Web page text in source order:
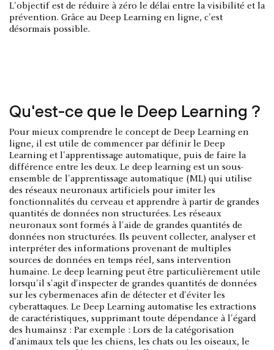
L'objectif est de réduire à zéro le délai entre la visibilité et la
prévention. Grâce au Deep Learning en ligne, c'est
désormais possible.
Qu'est-ce que le Deep Learning ?
Pour mieux comprendre le concept de Deep Learning en
ligne, il est utile de commencer par définir le Deep
Learning et l'apprentissage automatique, puis de faire la
différence entre les deux. Le deep learning est un sous-
ensemble de l'apprentissage automatique (ML) qui utilise
des réseaux neuronaux artificiels pour imiter les
fonctionnalités du cerveau et apprendre à partir de grandes
quantités de données non structurées. Les réseaux
neuronaux sont formés à l'aide de grandes quantités de
données non structurées. Ils peuvent collecter, analyser et
interpréter des informations provenant de multiples
sources de données en temps réel, sans intervention
humaine. Le deep learning peut être particulièrement utile
lorsqu'il s'agit d'inspecter de grandes quantités de données
sur les cybermenaces afin de détecter et d'éviter les
cyberattaques. Le Deep Learning automatise les extractions
de caractéristiques, supprimant toute dépendance à l'égard
des humainsz : Par exemple : Lors de la catégorisation
d'animaux tels que les chiens, les chats ou les oiseaux, le